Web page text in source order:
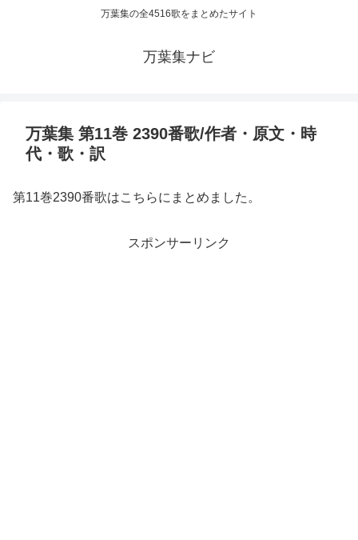
万葉集の全4516歌をまとめたサイト
万葉集ナビ
万葉集 第11巻 2390番歌/作者・原文・時
代・歌・訳
第11巻2390番歌はこちらにまとめました。
スポンサーリンク